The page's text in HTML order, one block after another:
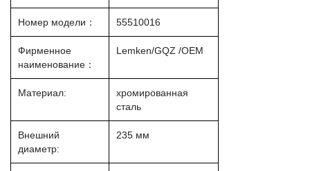
Номер модели： 55510016
Фирменное
наименование：
Lemken/GQZ /OEM
Материал:
хромированная
сталь
Внешний
диаметр:
235 мм